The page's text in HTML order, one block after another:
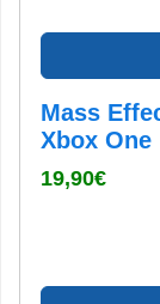
Mass
Xbox One
19,90€